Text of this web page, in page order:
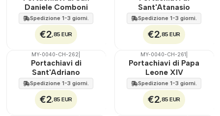
Daniele Comboni
Spedizione 1-3 giorni.
€2,85 EUR
Sant'Atanasio
Spedizione 1-3 giorni.
€2,85 EUR
MY-0040-CH-262
Portachiavi di
Sant'Adriano
Spedizione 1-3 giorni.
€2,85 EUR
🇵🇹
MY-0040-CH-261
Portachiavi di Papa
Leone XIV
Spedizione 1-3 giorni.
€2,85 EUR